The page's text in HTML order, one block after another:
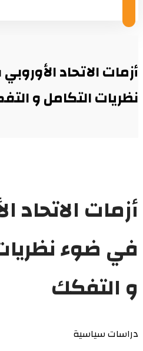
أزمات الاتحاد
نظريات التكامل و
أزمات الاتحاد
في ضوء
و التفكك
دراسات سياسية